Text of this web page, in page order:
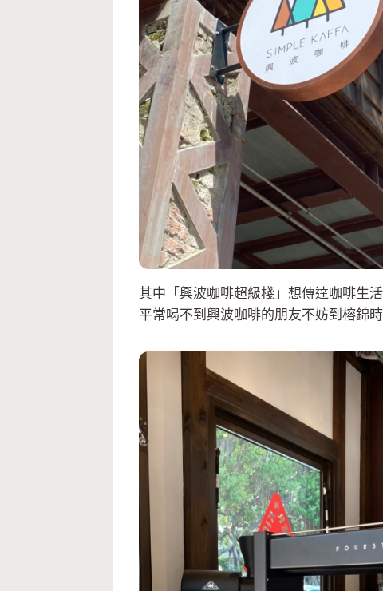
其中「興波咖啡超級棧」想傳達咖啡生
平常喝不到興波咖啡的朋友不妨到榕錦